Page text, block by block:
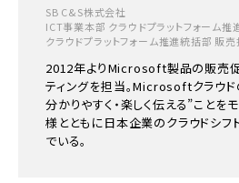
SB C&S株式会社
ICT事業本部 クラウドプラットフォーム推
クラウドプラットフォーム推進統括部
2012年よりMicrosoft製品の販売
ティングを担当。Microsoftクラウ
分かりやすく・楽しく伝える”ことを
様とともに日本企業のクラウドシフ
でいる。